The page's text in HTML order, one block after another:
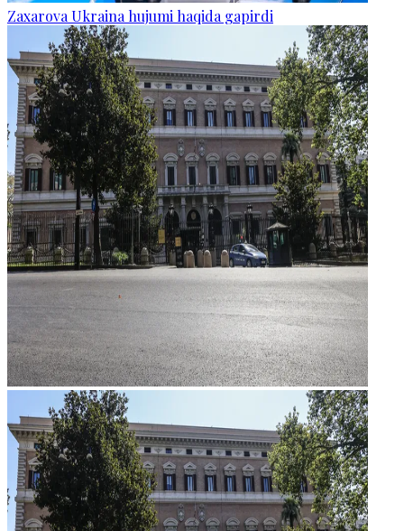
Zaxarova Ukraina hujumi haqida gapirdi